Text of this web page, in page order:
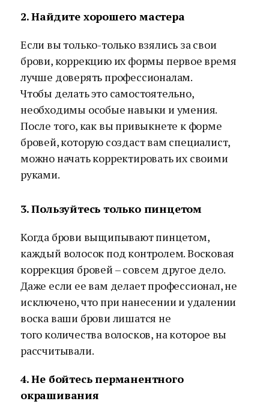
2. Найдите хорошего мастера
Если вы только-только взялись за свои
брови, коррекцию их формы первое время
лучше доверять профессионалам.
Чтобы делать это самостоятельно,
необходимы особые навыки и умения.
После того, как вы привыкнете к форме
бровей, которую создаст вам специалист,
можно начать корректировать их своими
руками.
3. Пользуйтесь только пинцетом
Когда брови выщипывают пинцетом,
каждый волосок под контролем. Восковая
коррекция бровей – совсем другое дело.
Даже если ее вам делает профессионал, не
исключено, что при нанесении и удалении
воска ваши брови лишатся не
того количества волосков, на которое вы
рассчитывали.
4. Не бойтесь перманентного
окрашивания